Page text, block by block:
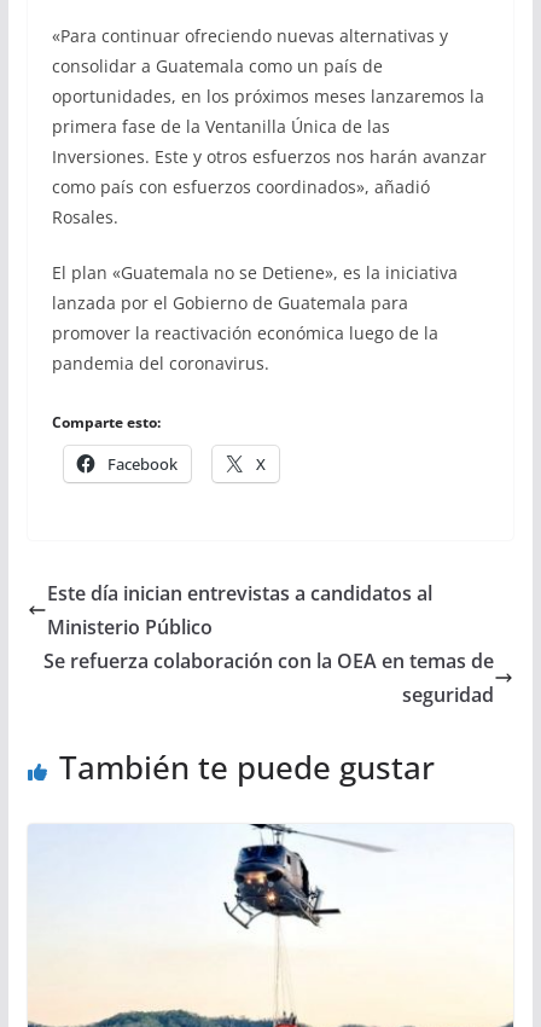
«Para continuar ofreciendo nuevas alternativas y
consolidar a Guatemala como un país de
oportunidades, en los próximos meses lanzaremos la
primera fase de la Ventanilla Única de las
Inversiones. Este y otros esfuerzos nos harán avanzar
como país con esfuerzos coordinados», añadió
Rosales.
El plan «Guatemala no se Detiene», es la iniciativa
lanzada por el Gobierno de Guatemala para
promover la reactivación económica luego de la
pandemia del coronavirus.
Comparte esto:
Facebook X
Este día inician entrevistas a candidatos al
Ministerio Público
Se refuerza colaboración con la OEA en temas de
seguridad
También te puede gustar